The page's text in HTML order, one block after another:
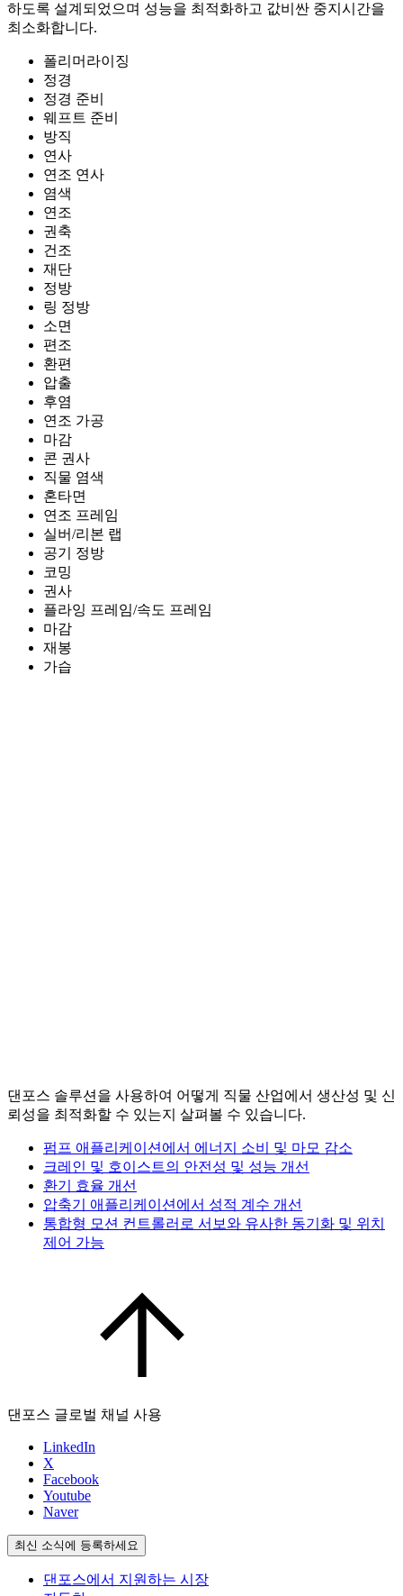
하도록 설계되었으며 성능을 최적화하고 값비싼 중지시간을
최소화합니다.
폴리머라이징
정경
정경 준비
웨프트 준비
방직
연사
연조 연사
염색
연조
권축
건조
재단
정방
링 정방
소면
편조
환편
압출
후염
연조 가공
마감
콘 권사
직물 염색
혼타면
연조 프레임
실버/리본 랩
공기 정방
코밍
권사
플라잉 프레임/속도 프레임
마감
재봉
가습
댄포스 솔루션을 사용하여 어떻게 직물 산업에서 생산성 및 신
뢰성을 최적화할 수 있는지 살펴볼 수 있습니다.
펌프 애플리케이션에서 에너지 소비 및 마모 감소
크레인 및 호이스트의 안전성 및 성능 개선
환기 효율 개선
압축기 애플리케이션에서 성적 계수 개선
통합형 모션 컨트롤러로 서보와 유사한 동기화 및 위치
제어 가능
댄포스 글로벌 채널 사용
LinkedIn
X
Facebook
Youtube
Naver
최신 소식에 등록하세요
댄포스에서 지원하는 시장